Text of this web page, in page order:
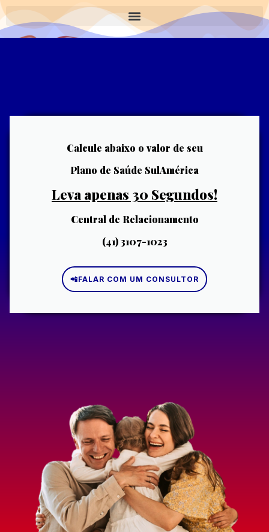
Calcule abaixo o valor de seu
Plano de Saúde SulAmérica
Leva apenas 30 Segundos!
Central de Relacionamento
(41) 3107-1023
📲FALAR COM UM CONSULTOR